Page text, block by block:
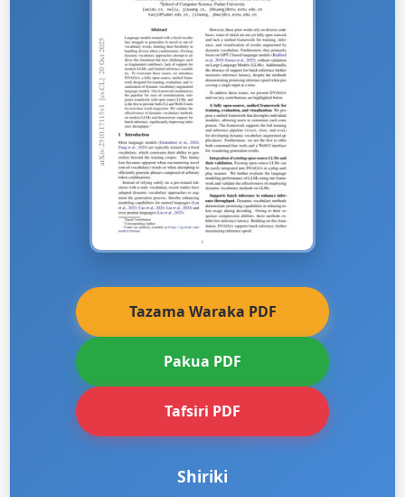
Tazama Waraka PDF
Pakua PDF
Tafsiri PDF
Shiriki